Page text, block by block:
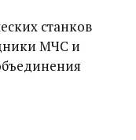
станков
МЧС и